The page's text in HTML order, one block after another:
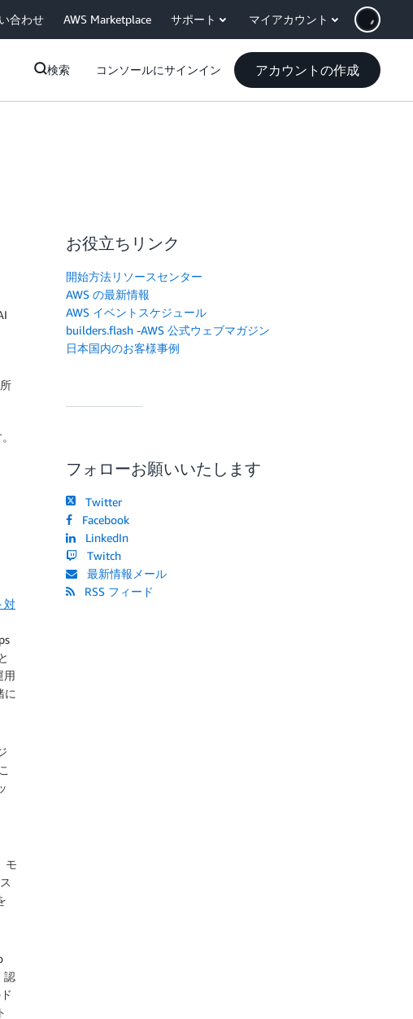
合わせ AWS Marketplace サポート マイアカウント
検索 コンソールにサインイン アカウントの作成
対
用
に
モ
認
お役立ちリンク
開始方法リソースセンター
AWS の最新情報
AWS イベントスケジュール
builders.flash -AWS 公式ウェブマガジン
日本国内のお客様事例
フォローお願いいたします
Twitter
Facebook
LinkedIn
Twitch
最新情報メール
RSS フィード